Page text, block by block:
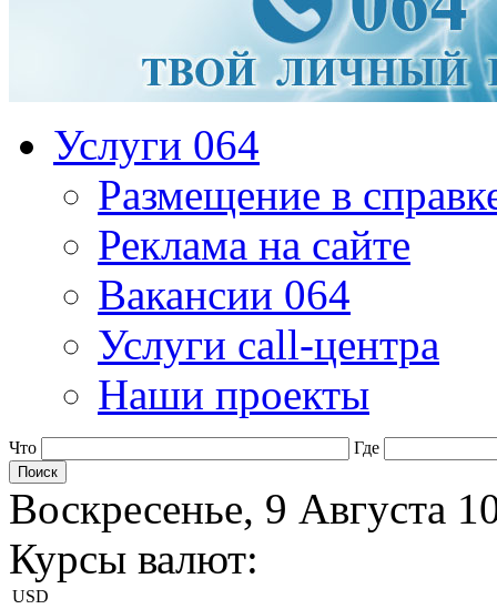
Услуги 064
Размещение в
Реклама на сайте
Вакансии 064
Услуги call-центра
Наши проекты
Что Где
Воскресенье, 9 Августа
Курсы валют:
USD